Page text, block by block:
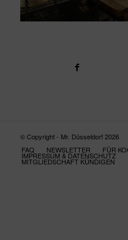
© Copyright - Mr. Düsseldorf 2026
FAQ
NEWSLETTER FÜR
IMPRESSUM & DATENSCHUTZ
MITGLIEDSCHAFT KÜNDIGEN